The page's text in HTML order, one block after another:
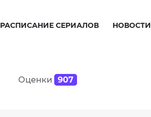
РАСПИСАНИЕ СЕРИАЛОВ НОВОСТИ
Оценки 907